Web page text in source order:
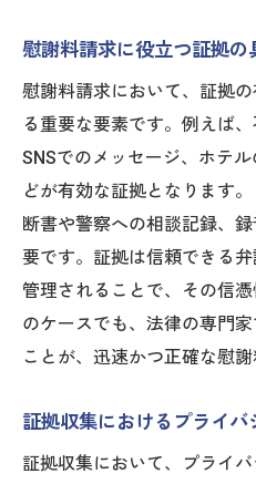
慰謝料請求に役立つ証拠の
慰謝料請求において、証拠
る重要な要素です。例えば
SNSでのメッセージ、ホテ
どが有効な証拠となります
断書や警察への相談記録、
要です。証拠は信頼できる
管理されることで、その信
のケースでも、法律の専門
ことが、迅速かつ正確な慰
証拠収集におけるプライ
証拠収集において、プライ